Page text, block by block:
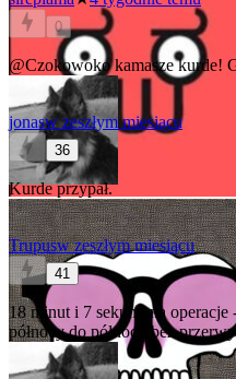
0
@Czokowoko kamasze kurde!
jonasw zeszłym miesiącu
36
Kurde przypał.
Trupusw zeszłym miesiącu
41
18 minut i 7 sekund na operacje
północy do północy bez przerwy